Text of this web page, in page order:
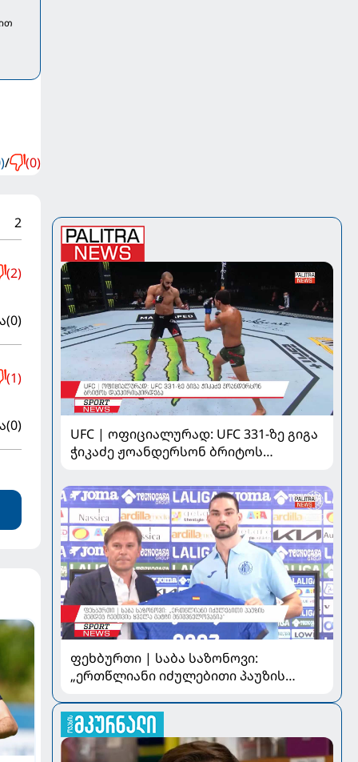
/ (0)
2
(2)
(0)
(1)
(0)
UFC | ოფიციალურად: UFC 331-ზე გიგა
ჭიკაძე ჟოანდერსონ ბრიტოს
ფეხბურთი | საბა საზონოვი:
„ერთწლიანი იძულებითი პაუზის
მნიშვნელოვანია“